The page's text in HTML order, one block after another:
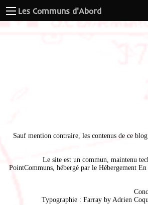
Les Communs d'Abord
Sauf mention contraire, les contenus de ce
Le site est un commun, maintenu
PointCommuns , hébergé par le Hébergement
Typographie : Farray by Adrien